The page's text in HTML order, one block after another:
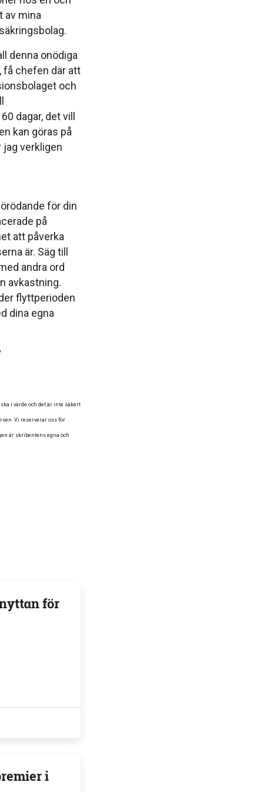
av mina
denna onödiga
få chefen där att
och
dagar, det vill
kan göras på
jag verkligen
för din
på
att påverka
är. Säg till
andra ord
avkastning.
flyttperioden
dina egna
i värde och det är inte säkert
Vi reserverar oss för
är skribentens egna och
för
i